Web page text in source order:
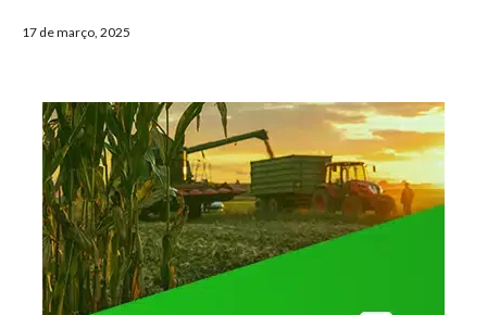
17 de março, 2025